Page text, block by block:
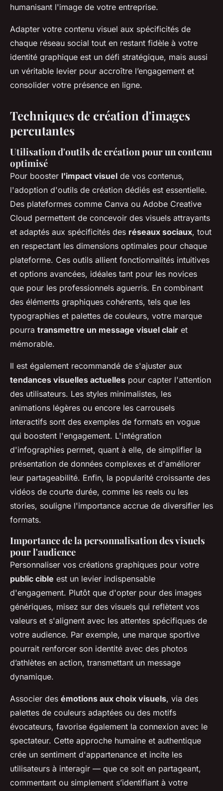
humanisant l'image de votre entreprise.
Adapter votre contenu visuel aux spécificités de
chaque réseau social tout en restant fidèle à votre
identité graphique est un défi stratégique, mais aussi
un véritable levier pour accroître l’engagement et
consolider votre présence en ligne.
Techniques de création d'images
percutantes
Utilisation d'outils de création pour un contenu
optimisé
Pour booster l'impact visuel de vos contenus,
l'adoption d'outils de création dédiés est essentielle.
Des plateformes comme Canva ou Adobe Creative
Cloud permettent de concevoir des visuels attrayants
et adaptés aux spécificités des réseaux sociaux, tout
en respectant les dimensions optimales pour chaque
plateforme. Ces outils allient fonctionnalités intuitives
et options avancées, idéales tant pour les novices
que pour les professionnels aguerris. En combinant
des éléments graphiques cohérents, tels que les
typographies et palettes de couleurs, votre marque
pourra transmettre un message visuel clair et
mémorable.
Il est également recommandé de s'ajuster aux
tendances visuelles actuelles pour capter l'attention
des utilisateurs. Les styles minimalistes, les
animations légères ou encore les carrousels
interactifs sont des exemples de formats en vogue
qui boostent l'engagement. L'intégration
d'infographies permet, quant à elle, de simplifier la
présentation de données complexes et d'améliorer
leur partageabilité. Enfin, la popularité croissante des
vidéos de courte durée, comme les reels ou les
stories, souligne l'importance accrue de diversifier les
formats.
Importance de la personnalisation des visuels
pour l'audience
Personnaliser vos créations graphiques pour votre
public cible est un levier indispensable
d'engagement. Plutôt que d'opter pour des images
génériques, misez sur des visuels qui reflètent vos
valeurs et s'alignent avec les attentes spécifiques de
votre audience. Par exemple, une marque sportive
pourrait renforcer son identité avec des photos
d’athlètes en action, transmettant un message
dynamique.
Associer des émotions aux choix visuels, via des
palettes de couleurs adaptées ou des motifs
évocateurs, favorise également la connexion avec le
spectateur. Cette approche humaine et authentique
crée un sentiment d'appartenance et incite les
utilisateurs à interagir — que ce soit en partageant,
commentant ou simplement s’identifiant à votre